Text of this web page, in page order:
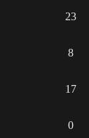
23
8
17
0